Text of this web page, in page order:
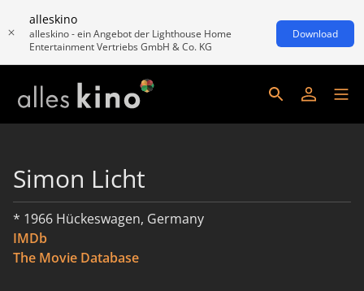
alleskino
alleskino - ein Angebot der Lighthouse Home
Entertainment Vertriebs GmbH & Co. KG
Download
Simon Licht
* 1966 Hückeswagen, Germany
IMDb
The Movie Database